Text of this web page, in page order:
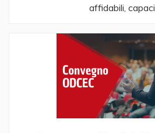
affidabili, capaci